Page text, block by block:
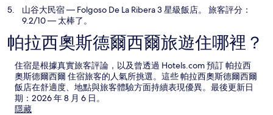
山谷大民宿— Folgoso De La Ribera 3 星級飯店。 旅客評分：
9.2/10 — 太棒了。
帕拉西奧斯德爾西爾旅遊住哪裡？
住宿是根據真實旅客評論，以及曾透過 Hotels.com 預訂 帕拉西
奧斯德爾西爾 住宿旅客的人氣所挑選。這些 帕拉西奧斯德爾西爾
飯店在舒適度、地點與旅客體驗方面持續表現優異。最後更新日
期： 2026 年 8 月 6 日。
隱藏